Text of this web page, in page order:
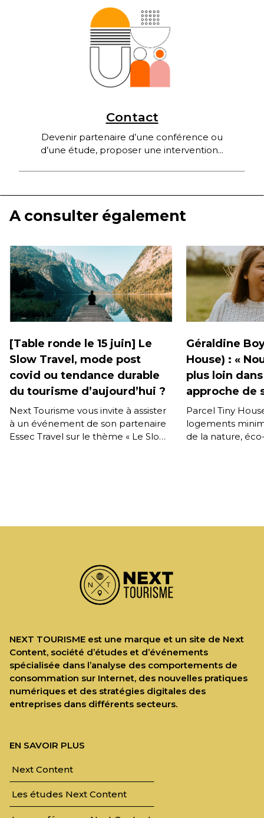
Contact
Devenir partenaire d’une conférence ou
d’une étude, proposer une intervention...
A consulter également
[Table ronde le 15 juin] Le
Slow Travel, mode post
covid ou tendance durable
du tourisme d’aujourd’hui ?
Next Tourisme vous invite à assister
à un événement de son partenaire
Essec Travel sur le thème « Le Slow
Géraldine
House) : «
plus loin
approche de
Parcel Tiny
logements
de la nature,
NEXT TOURISME est une marque et un site de Next
Content, société d’études et d’événements
spécialisée dans l’analyse des comportements de
consommation sur Internet, des nouvelles pratiques
numériques et des stratégies digitales des
entreprises dans différents secteurs.
EN SAVOIR PLUS
Next Content
Les études Next Content